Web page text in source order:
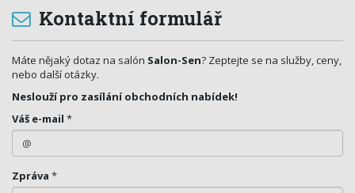
Kontaktní formulář
Máte nějaký dotaz na salón Salon-Sen? Zeptejte se na služby, ceny,
nebo další otázky.
Neslouží pro zasílání obchodních nabídek!
Váš e-mail *
Zpráva *